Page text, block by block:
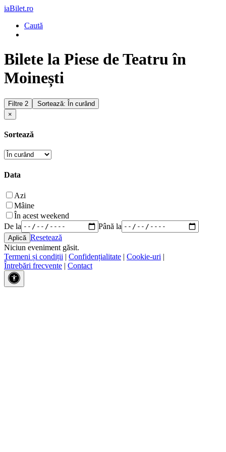
iaBilet.ro
Caută
Bilete la Piese de Teatru în
Moinești
Filtre 2
Sortează: În curând
×
Sortează
Data
Azi
Mâine
În acest weekend
De la
Până la
Resetează
Niciun eveniment găsit.
Termeni și condiții | Confidențialitate | Cookie-uri |
Întrebări frecvente | Contact